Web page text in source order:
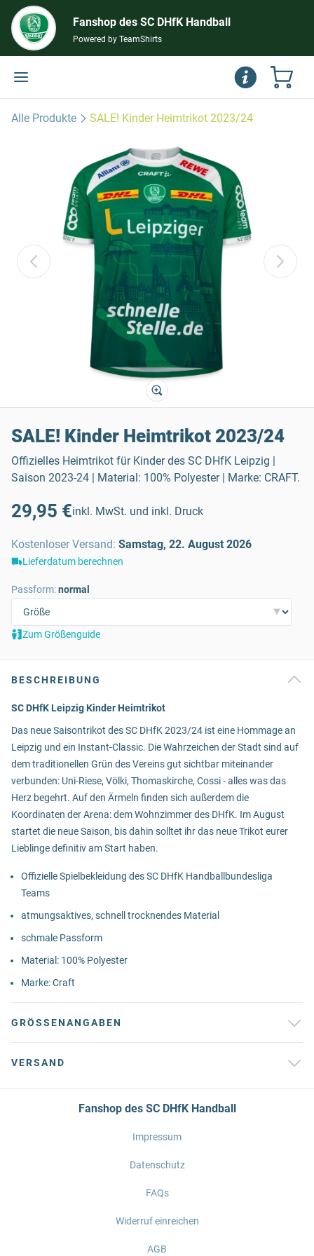
Fanshop des SC DHfK Handball
Powered by TeamShirts
Alle Produkte SALE! Kinder Heimtrikot 2023/24
SALE! Kinder Heimtrikot 2023/24
Offizielles Heimtrikot für Kinder des SC DHfK Leipzig |
Saison 2023-24 | Material: 100% Polyester | Marke: CRAFT.
29,95 €inkl. MwSt. und inkl. Druck
Kostenloser Versand: Samstag, 22. August 2026
Lieferdatum berechnen
Passform:normal
Zum Größenguide
BESCHREIBUNG
SC DHfK Leipzig Kinder Heimtrikot
Das neue Saisontrikot des SC DHfK 2023/24 ist eine Hommage an
Leipzig und ein Instant-Classic. Die Wahrzeichen der Stadt sind auf
dem traditionellen Grün des Vereins gut sichtbar miteinander
verbunden: Uni-Riese, Völki, Thomaskirche, Cossi - alles was das
Herz begehrt. Auf den Ärmeln finden sich außerdem die
Koordinaten der Arena: dem Wohnzimmer des DHfK. Im August
startet die neue Saison, bis dahin solltet ihr das neue Trikot eurer
Lieblinge definitiv am Start haben.
Offizielle Spielbekleidung des SC DHfK Handballbundesliga
Teams
atmungsaktives, schnell trocknendes Material
schmale Passform
Material: 100% Polyester
Marke: Craft
GRÖSSENANGABEN
VERSAND
Fanshop des SC DHfK Handball
Impressum
Datenschutz
FAQs
Widerruf einreichen
AGB